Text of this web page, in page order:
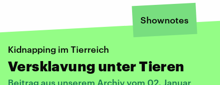
Shownotes
Kidnapping im Tierreich
Versklavung unter Tieren
Beitrag aus unserem Archiv vom 02. Januar